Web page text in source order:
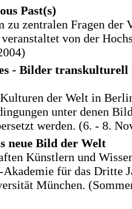
Past(s)
zu zentralen Fragen der
von der
- Bilder transkulturell
der Welt in
unter denen
werden. (6. - 8.
neue Bild der Welt
Künstlern und
für das Dritte
München.